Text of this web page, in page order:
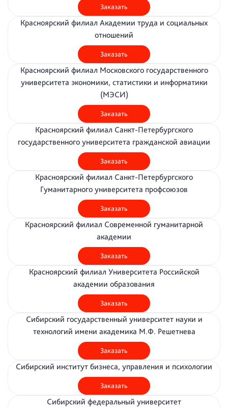
Заказать
Красноярский филиал Академии труда и социальных
отношений
Заказать
Красноярский филиал Московского государственного
университета экономики, статистики и информатики
(МЭСИ)
Заказать
Красноярский филиал Санкт-Петербургского
государственного университета гражданской авиации
Заказать
Красноярский филиал Санкт-Петербургского
Гуманитарного университета профсоюзов
Заказать
Красноярский филиал Современной гуманитарной
академии
Заказать
Красноярский филиал Университета Российской
академии образования
Заказать
Сибирский государственный университет науки и
технологий имени академика М.Ф. Решетнева
Заказать
Сибирский институт бизнеса, управления и психологии
Заказать
Сибирский федеральный университет